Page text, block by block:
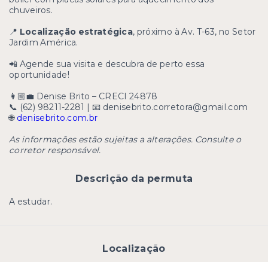
chuveiros.
📍 Localização estratégica, próximo à Av. T-63, no Setor
Jardim América.
📲 Agende sua visita e descubra de perto essa
oportunidade!
👩🏼‍💼 Denise Brito – CRECI 24878
📞 (62) 98211-2281 | 📧 denisebrito.corretora@gmail.com
🌐 denisebrito.com.br
As informações estão sujeitas a alterações. Consulte o
corretor responsável.
Descrição da permuta
A estudar.
Localização